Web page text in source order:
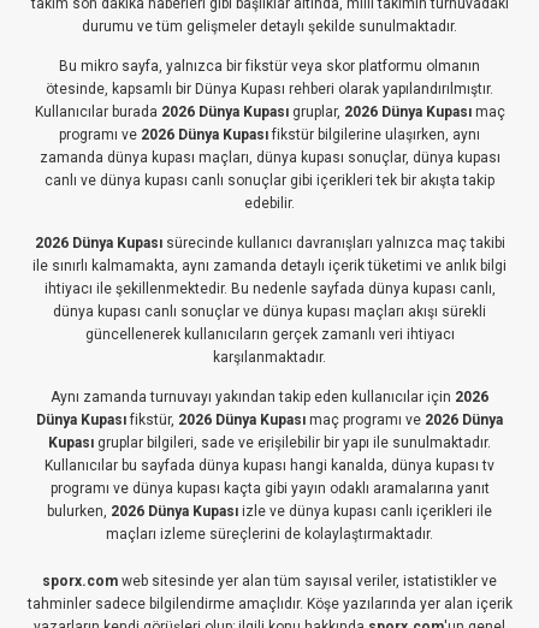
takım son dakika haberleri gibi başlıklar altında, milli takımın turnuvadaki
durumu ve tüm gelişmeler detaylı şekilde sunulmaktadır.
Bu mikro sayfa, yalnızca bir fikstür veya skor platformu olmanın
ötesinde, kapsamlı bir Dünya Kupası rehberi olarak yapılandırılmıştır.
Kullanıcılar burada 2026 Dünya Kupasıgruplar, 2026 Dünya Kupasımaç
programı ve 2026 Dünya Kupasıfikstür bilgilerine ulaşırken, aynı
zamanda dünya kupası maçları, dünya kupası sonuçlar, dünya kupası
canlı ve dünya kupası canlı sonuçlar gibi içerikleri tek bir akışta takip
edebilir.
2026 Dünya Kupasısürecinde kullanıcı davranışları yalnızca maç takibi
ile sınırlı kalmamakta, aynı zamanda detaylı içerik tüketimi ve anlık bilgi
ihtiyacı ile şekillenmektedir. Bu nedenle sayfada dünya kupası canlı,
dünya kupası canlı sonuçlar ve dünya kupası maçları akışı sürekli
güncellenerek kullanıcıların gerçek zamanlı veri ihtiyacı
karşılanmaktadır.
Aynı zamanda turnuvayı yakından takip eden kullanıcılar için 2026
Dünya Kupasıfikstür, 2026 Dünya Kupası maç programı ve 2026 Dünya
Kupası gruplar bilgileri, sade ve erişilebilir bir yapı ile sunulmaktadır.
Kullanıcılar bu sayfada dünya kupası hangi kanalda, dünya kupası tv
programı ve dünya kupası kaçta gibi yayın odaklı aramalarına yanıt
bulurken, 2026 Dünya Kupası izle ve dünya kupası canlı içerikleri ile
maçları izleme süreçlerini de kolaylaştırmaktadır.
sporx.com web sitesinde yer alan tüm sayısal veriler, istatistikler ve
tahminler sadece bilgilendirme amaçlıdır. Köşe yazılarında yer alan içerik